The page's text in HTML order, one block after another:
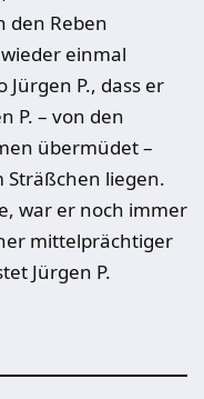
den Reben
einmal
Jürgen P., dass er
P. – von den
übermüdet –
liegen.
war er noch immer
mittelprächtiger
Jürgen P.